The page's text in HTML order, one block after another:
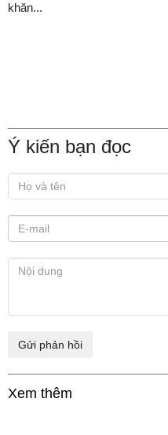
khăn...
Ý kiến bạn đọc
Xem thêm